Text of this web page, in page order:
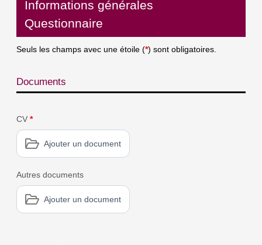
Informations générales
Questionnaire
Seuls les champs avec une étoile (*) sont obligatoires.
Documents
CV *
Ajouter un document
Autres documents
Ajouter un document